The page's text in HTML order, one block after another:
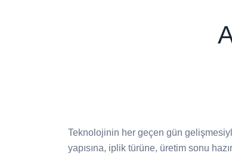
Teknolojinin her geçen gün
yapısına, iplik türüne, üretim sonu